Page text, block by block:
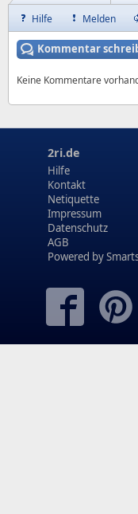
Hilfe Melden
Kommentar
Keine Kommentare
2ri.de
Hilfe
Kontakt
Netiquette
Impressum
Datenschutz
AGB
Powered by